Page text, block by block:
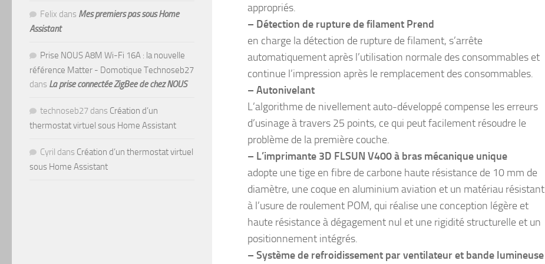
appropriés.
– Détection de rupture de filament Prend
en charge la détection de rupture de filament, s’arrête
automatiquement après l’utilisation normale des consommables et
continue l’impression après le remplacement des consommables.
– Autonivelant
L’algorithme de nivellement auto-développé compense les erreurs
d’usinage à travers 25 points, ce qui peut facilement résoudre le
problème de la première couche.
– L’imprimante 3D FLSUN V400 à bras mécanique unique
adopte une tige en fibre de carbone haute résistance de 10 mm de
diamètre, une coque en aluminium aviation et un matériau résistant
à l’usure de roulement POM, qui réalise une conception légère et
haute résistance à dégagement nul et une rigidité structurelle et un
positionnement intégrés.
– Système de refroidissement par ventilateur et bande lumineuse
Felix dans Mes premiers pas sous Home
Assistant
Prise NOUS A8M Wi-Fi 16A : la nouvelle
référence Matter - Domotique Technoseb27
dans La prise connectée ZigBee de chez NOUS
technoseb27 dans Création d’un
thermostat virtuel sous Home Assistant
Cyril dans Création d’un thermostat virtuel
sous Home Assistant